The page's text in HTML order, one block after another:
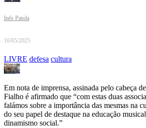
Inês Patola
16/05/2025
LIVRE defesa cultura
Em nota de imprensa, assinada pelo cabeça
Fialho é afirmado que “com estas duas
falámos sobre a importância das mesmas na
do seu papel de destaque na educação
dinamismo social.”